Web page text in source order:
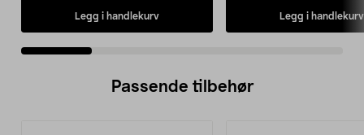
Legg i handlekurv Legg i handlekurv
Passende tilbehør